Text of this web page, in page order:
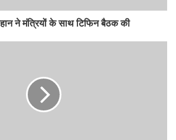
ने मंत्रियों के साथ टिफिन बैठक की